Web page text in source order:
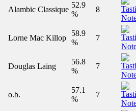
Alambic Classique
52.9
%
8
Lorne Mac Killop
58.9
%
7
Douglas Laing
56.8
%
7
o.b.
57.1
%
7